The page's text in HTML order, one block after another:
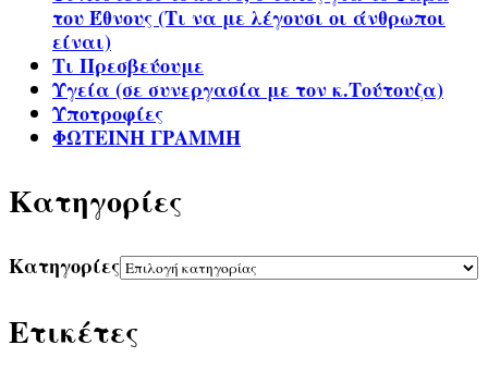
του Έθνους (Τι να με λέγουσι οι άνθρωποι
είναι)
Τι Πρεσβεύουμε
Υγεία (σε συνεργασία με τον κ.Τούτουζα)
Υποτροφίες
ΦΩΤΕΙΝΗ ΓΡΑΜΜΗ
Kατηγορίες
Kατηγορίες
Ετικέτες